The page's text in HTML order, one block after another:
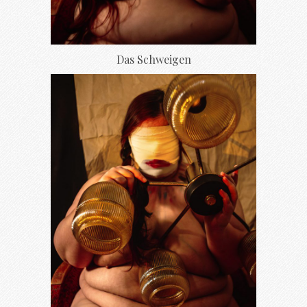
Das Schweigen